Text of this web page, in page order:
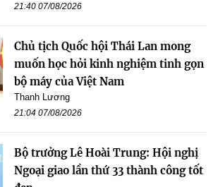
21:40 07/08/2026
Chủ tịch Quốc hội Thái Lan mong
muốn học hỏi kinh nghiệm tinh gọn
bộ máy của Việt Nam
Thanh Lương
21:04 07/08/2026
Bộ trưởng Lê Hoài Trung: Hội nghị
Ngoại giao lần thứ 33 thành công tốt